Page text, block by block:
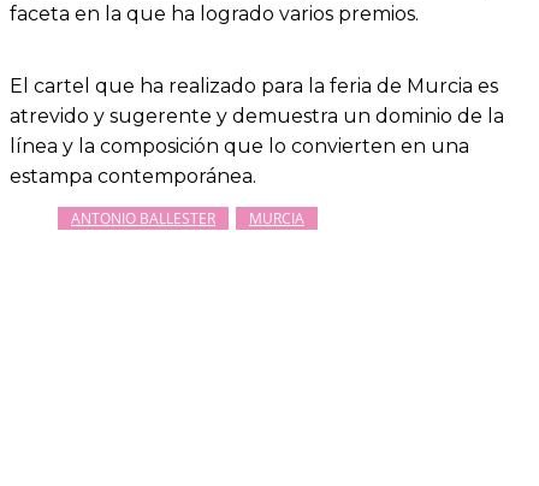
faceta en la que ha logrado varios premios.
El cartel que ha realizado para la feria de Murcia es
atrevido y sugerente y demuestra un dominio de la
línea y la composición que lo convierten en una
estampa contemporánea.
ANTONIO BALLESTER MURCIA